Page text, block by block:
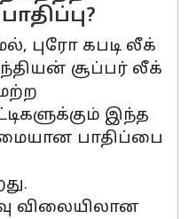
புரோ கபடி லீக்
சூப்பர் லீக்
இந்த
பாதிப்பை
விலையிலான